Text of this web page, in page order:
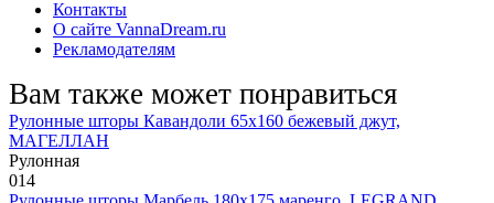
Контакты
О сайте VannaDream.ru
Рекламодателям
Вам также может понравиться
Рулонные шторы Кавандоли 65х160 бежевый джут,
МАГЕЛЛАН
Рулонная
014